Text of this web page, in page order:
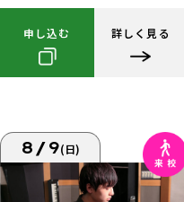
申し込む 詳しく見る
8/9(日)